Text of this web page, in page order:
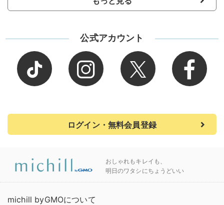
公式アカウント
ログイン・無料会員登録
おしゃれもキレイも、
明日のワタシにちょうどいい
michill byGMOについて